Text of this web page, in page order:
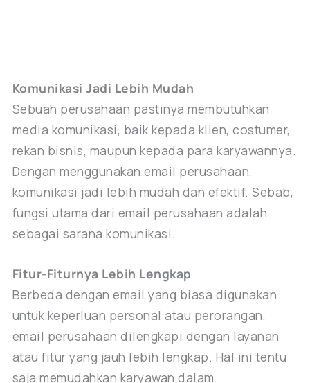
Komunikasi Jadi Lebih Mudah
Sebuah perusahaan pastinya membutuhkan
media komunikasi, baik kepada klien, costumer,
rekan bisnis, maupun kepada para karyawannya.
Dengan menggunakan email perusahaan,
komunikasi jadi lebih mudah dan efektif. Sebab,
fungsi utama dari email perusahaan adalah
sebagai sarana komunikasi.
Fitur-Fiturnya Lebih Lengkap
Berbeda dengan email yang biasa digunakan
untuk keperluan personal atau perorangan,
email perusahaan dilengkapi dengan layanan
atau fitur yang jauh lebih lengkap. Hal ini tentu
saja memudahkan karyawan dalam